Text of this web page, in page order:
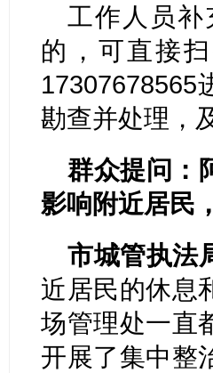
工作人员补
的，可直接
17307678565
勘查并处理，
群众提问：
影响附近居民
市城管执法
近居民的休息
场管理处一直
开展了集中整